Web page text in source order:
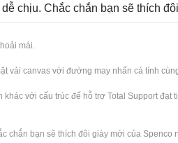
chịu. Chắc chắn bạn sẽ thích
mái.
vải canvas với đường may nhấn cá tính
với cấu trúc đế hỗ trợ Total Support
chắn bạn sẽ thích đôi giày mới của Spenco